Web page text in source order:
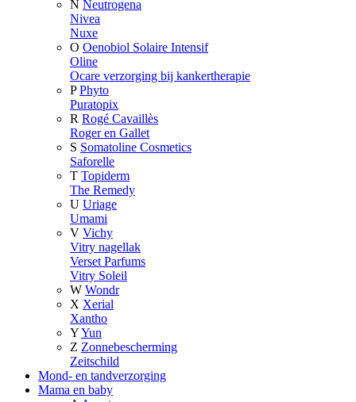
N Neutrogena
Nivea
Nuxe
O Oenobiol Solaire Intensif
Oline
Ocare verzorging bij kankertherapie
P Phyto
Puratopix
R Rogé Cavaillès
Roger en Gallet
S Somatoline Cosmetics
Saforelle
T Topiderm
The Remedy
U Uriage
Umami
V Vichy
Vitry nagellak
Verset Parfums
Vitry Soleil
W Wondr
X Xerial
Xantho
YYun
Z Zonnebescherming
Zeitschild
Mond- en tandverzorging
Mama en baby